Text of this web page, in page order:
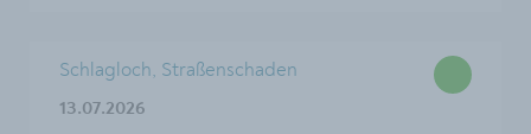
Schlagloch, Straßenschaden
13.07.2026